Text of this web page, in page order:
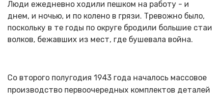
Люди ежедневно ходили пешком на работу - и
днем, и ночью, и по колено в грязи. Тревожно было,
поскольку в те годы по округе бродили большие стаи
волков, бежавших из мест, где бушевала война.
Со второго полугодия 1943 года началось массовое
производство первоочередных комплектов деталей